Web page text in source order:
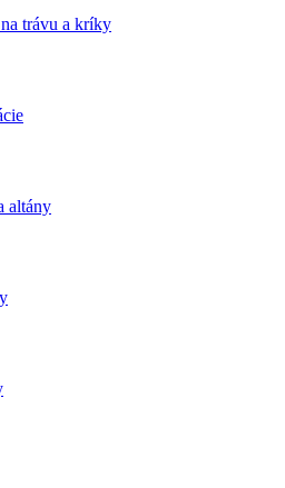
trávu a kríky
altány